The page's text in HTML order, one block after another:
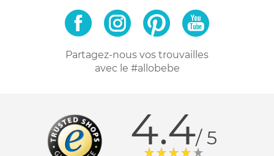
Partagez-nous vos trouvailles
avec le #allobebe
4.4/ 5